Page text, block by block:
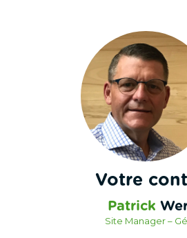
Votre
Patrick
Site Manager –